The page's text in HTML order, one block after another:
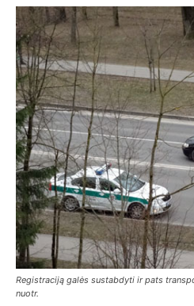
Registraciją galės sustabdyti ir pats
nuotr.